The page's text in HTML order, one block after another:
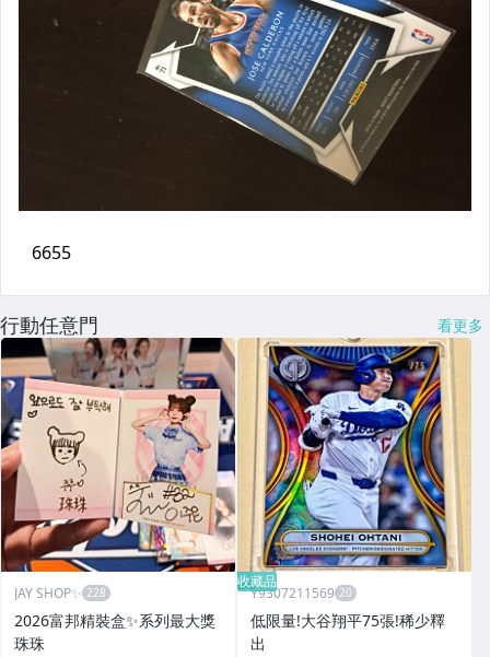
行動任意門 看更多
JAY SHOP✨
2026富邦精裝盒✨系列最大獎
珠珠
收藏品
Y9307211569
低限量!大谷翔平75張!稀少釋
出